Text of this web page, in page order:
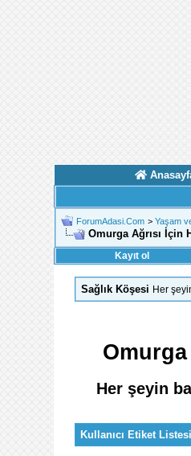
ForumAdasi.Com > Yaşam
Omurga Ağrısı İçin
Kayıt ol
Sağlık Köşesi Her
Her şeyin
Kullanıcı Etiket Listesi